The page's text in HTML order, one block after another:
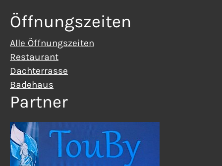
Öffnungszeiten
Alle Öffnungszeiten
Restaurant
Dachterrasse
Badehaus
Partner